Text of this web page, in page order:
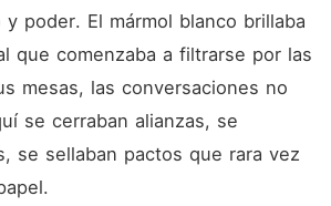
poder. El mármol blanco brillaba
que comenzaba a filtrarse por las
mesas, las conversaciones no
se cerraban alianzas, se
se sellaban pactos que rara vez